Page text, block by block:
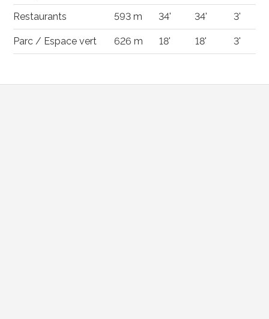
Restaurants 593 m 34' 34' 3'
Parc / Espace vert 626 m 18' 18' 3'